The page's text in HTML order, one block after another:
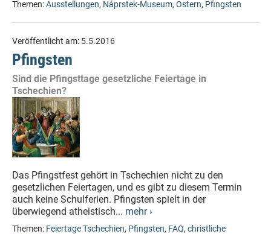
Themen:Ausstellungen, Náprstek-Museum, Ostern, Pfingsten
Veröffentlicht am: 5.5.2016
Pfingsten
Sind die Pfingsttage gesetzliche Feiertage in
Tschechien?
Das Pfingstfest gehört in Tschechien nicht zu den
gesetzlichen Feiertagen, und es gibt zu diesem Termin
auch keine Schulferien. Pfingsten spielt in der
überwiegend atheistisch... mehr ›
Themen: Feiertage Tschechien, Pfingsten, FAQ, christliche